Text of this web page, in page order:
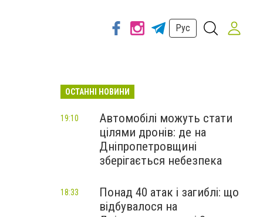
Рус
ОСТАННІ НОВИНИ
Автомобілі можуть стати
цілями дронів: де на
Дніпропетровщині
зберігається небезпека
19:10
Понад 40 атак і загиблі: що
відбувалося на
18:33